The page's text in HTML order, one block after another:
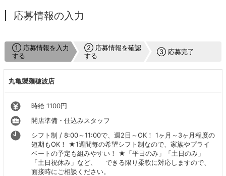
応募情報の入力
① 応募情報を入力
する
② 応募情報を確認
する
③ 応募完了
丸亀製麺穂波店
時給 1100円
開店準備・仕込みスタッフ
シフト制 / 8:00～11:00で、週2日～OK！ 1ヶ月～3ヶ月程度の
短期もOK！ ★1週間毎の希望シフト制なので、家族やプライ
ベートの予定も組みやすい！ ★「平日のみ」「土日のみ」
「土日祝休み」など、 できる限り柔軟に対応しますので、
面接時にご相談ください。